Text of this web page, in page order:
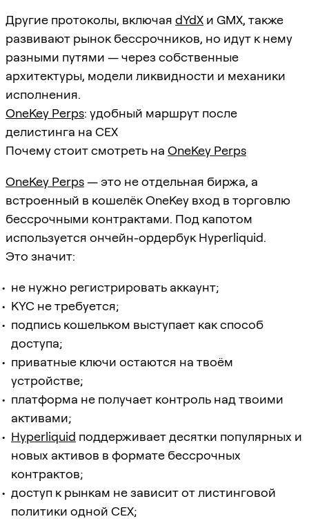
Другие протоколы, включая dYdX и GMX, также
развивают рынок бессрочников, но идут к нему
разными путями — через собственные
архитектуры, модели ликвидности и механики
исполнения.
OneKey Perps: удобный маршрут после
делистинга на CEX
Почему стоит смотреть на OneKey Perps
OneKey Perps— это не отдельная биржа, а
встроенный в кошелёк OneKey вход в торговлю
бессрочными контрактами. Под капотом
используется ончейн-ордербук Hyperliquid.
Это значит:
не нужно регистрировать аккаунт;
KYC не требуется;
подпись кошельком выступает как способ
доступа;
приватные ключи остаются на твоём
устройстве;
платформа не получает контроль над твоими
активами;
Hyperliquid поддерживает десятки популярных и
новых активов в формате бессрочных
контрактов;
доступ к рынкам не зависит от листинговой
политики одной CEX;